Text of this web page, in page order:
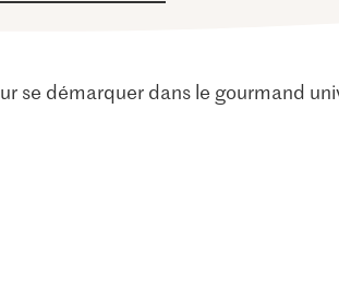
se démarquer dans le gourmand